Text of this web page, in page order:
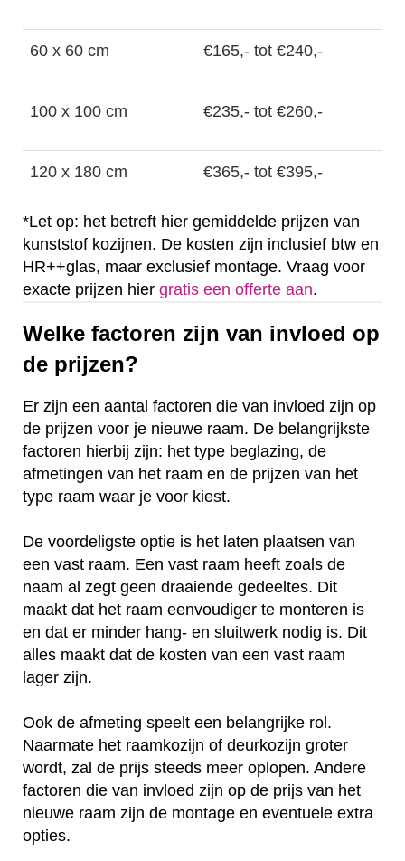
60 x 60 cm €165,- tot €240,-
100 x 100 cm €235,- tot €260,-
120 x 180 cm €365,- tot €395,-
*Let op: het betreft hier gemiddelde prijzen van
kunststof kozijnen. De kosten zijn inclusief btw en
HR++glas, maar exclusief montage. Vraag voor
exacte prijzen hier gratis een offerte aan.
Welke factoren zijn van invloed op
de prijzen?
Er zijn een aantal factoren die van invloed zijn op
de prijzen voor je nieuwe raam. De belangrijkste
factoren hierbij zijn: het type beglazing, de
afmetingen van het raam en de prijzen van het
type raam waar je voor kiest.
De voordeligste optie is het laten plaatsen van
een vast raam. Een vast raam heeft zoals de
naam al zegt geen draaiende gedeeltes. Dit
maakt dat het raam eenvoudiger te monteren is
en dat er minder hang- en sluitwerk nodig is. Dit
alles maakt dat de kosten van een vast raam
lager zijn.
Ook de afmeting speelt een belangrijke rol.
Naarmate het raamkozijn of deurkozijn groter
wordt, zal de prijs steeds meer oplopen. Andere
factoren die van invloed zijn op de prijs van het
nieuwe raam zijn de montage en eventuele extra
opties.